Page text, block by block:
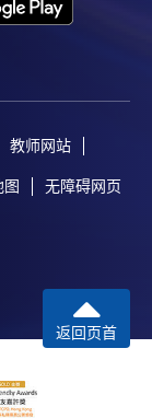
教师网站
图 无障碍网页
返回页首